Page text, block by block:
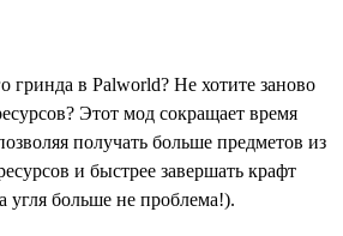
гринда в Palworld? Не хотите заново
Этот мод сокращает время
получать больше предметов из
и быстрее завершать крафт
больше не проблема!).